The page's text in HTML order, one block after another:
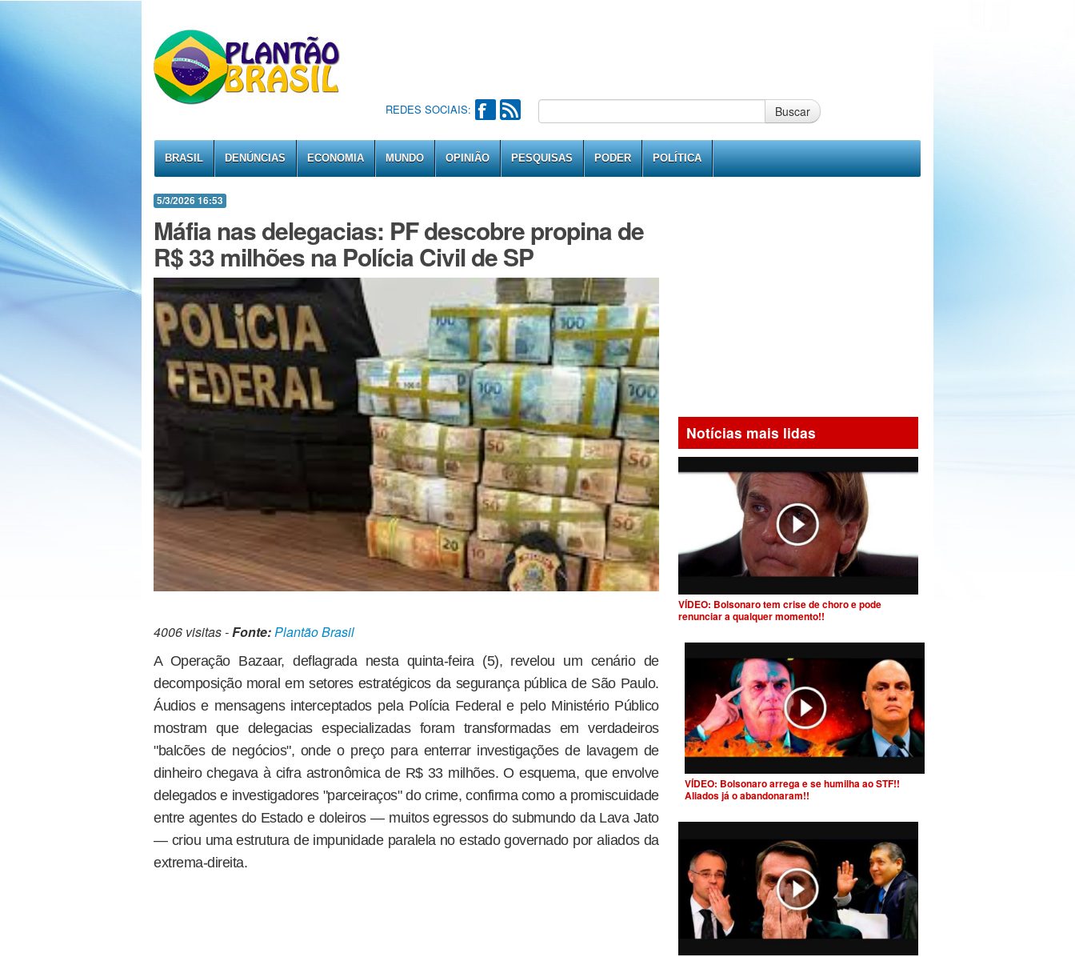
REDES SOCIAIS: Buscar
BRASIL DENÚNCIAS ECONOMIA MUNDO OPINIÃO PESQUISAS PODER POLÍTICA
5/3/2026 16:53
Máfia nas delegacias: PF descobre propina de
R$ 33 milhões na Polícia Civil de SP
4006 visitas -Fonte:Plantão Brasil
A Operação Bazaar, deflagrada nesta quinta-feira (5), revelou um cenário de
decomposição moral em setores estratégicos da segurança pública de São Paulo.
Áudios e mensagens interceptados pela Polícia Federal e pelo Ministério Público
mostram que delegacias especializadas foram transformadas em verdadeiros
"balcões de negócios", onde o preço para enterrar investigações de lavagem de
dinheiro chegava à cifra astronômica de R$ 33 milhões. O esquema, que envolve
delegados e investigadores "parceiraços" do crime, confirma como a promiscuidade
entre agentes do Estado e doleiros — muitos egressos do submundo da Lava Jato
— criou uma estrutura de impunidade paralela no estado governado por aliados da
extrema-direita.
Notícias mais lidas
VÍDEO: Bolsonaro tem crise de choro e pode
renunciar a qualquer momento!!
VÍDEO: Bolsonaro arrega e se humilha ao STF!!
Aliados já o abandonaram!!